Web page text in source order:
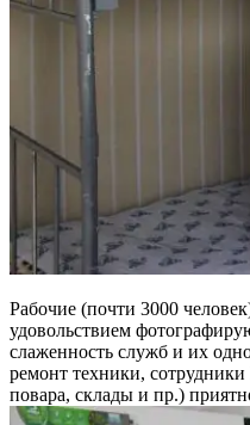
Рабочие (почти 3000
удовольствием
слаженность служб и их
ремонт техники,
повара, склады и пр.)